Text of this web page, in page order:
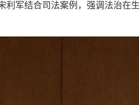
利军结合司法案例，强调法治在